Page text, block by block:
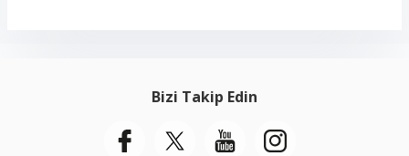
Bizi Takip Edin